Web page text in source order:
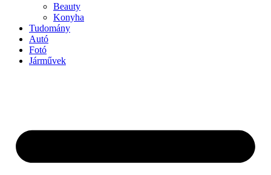
Beauty
Konyha
Tudomány
Autó
Fotó
Járművek